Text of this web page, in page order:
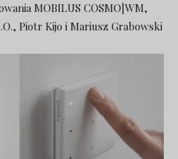
MOBILUS COSMO|WM,
Piotr Kijo i Mariusz Grabowski